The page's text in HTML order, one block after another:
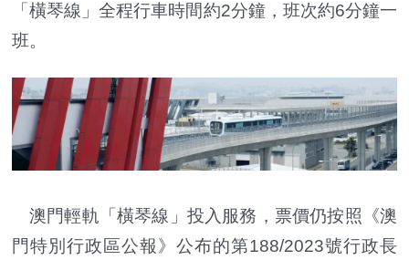
「橫琴線」全程行車時間約2分鐘，班次約6分鐘一
班。
澳門輕軌「橫琴線」投入服務，票價仍按照《澳
門特別行政區公報》公布的第188/2023號行政長